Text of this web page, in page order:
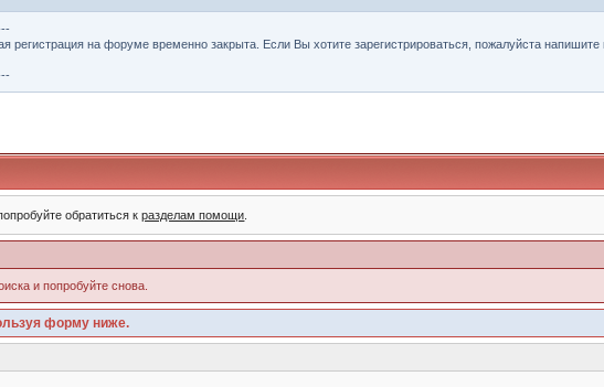
регистрация на форуме временно закрыта. Если Вы хотите зарегистрироваться, пожалуйста
обратиться кразделам помощи
и попробуйте снова.
форму ниже.